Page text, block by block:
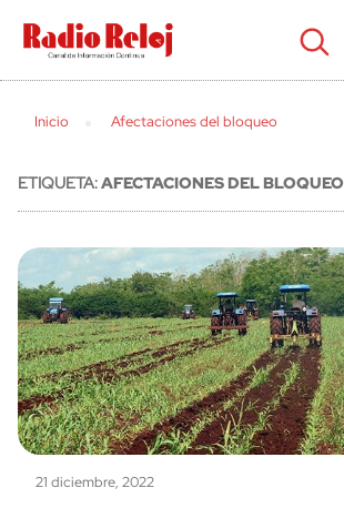
cerrar
Inicio Afectaciones del bloqueo
ETIQUETA:AFECTACIONES DEL BLOQUEO
21 diciembre, 2022